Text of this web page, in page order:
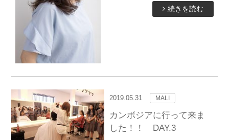
続きを読む
2019.05.31 MALI
カンボジアに行って来ま
した！！ DAY.3